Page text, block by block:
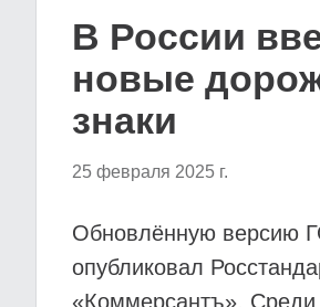
В России
новые
знаки
25 февраля 2025 г.
Обновлённую версию
опубликовал
«Коммерсантъ». Среди